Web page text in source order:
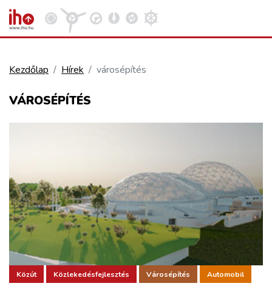
VASÚT
KÖZLEKEDÉSFEJLESZTÉS
ELLÁTÁSI LÁNC
ZÖLDÚT
Kezdőlap Hírek városépítés
VÁROSÉPÍTÉS
Közút Közlekedésfejlesztés Városépítés Automobil